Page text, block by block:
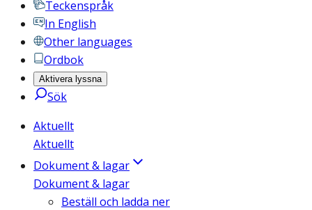
Teckenspråk
In English
Other languages
Ordbok
Aktivera lyssna
Sök
Aktuellt
Aktuellt
Dokument & lagar
Dokument & lagar
Beställ och ladda ner